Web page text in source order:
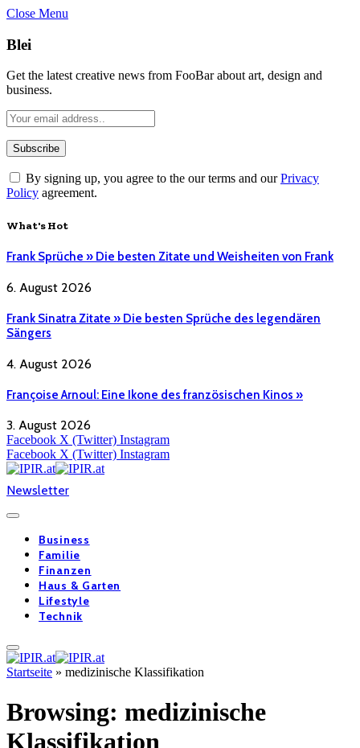
Close Menu
Blei
Get the latest creative news from FooBar about art, design and
business.
By signing up, you agree to the our terms and ourPrivacy
Policy agreement.
What's Hot
Frank Sprüche » Die besten Zitate und Weisheiten von Frank
6. August 2026
Frank Sinatra Zitate » Die besten Sprüche des legendären
Sängers
4. August 2026
Françoise Arnoul: Eine Ikone des französischen Kinos »
3. August 2026
Facebook X (Twitter) Instagram
Facebook X (Twitter) Instagram
Newsletter
Business
Familie
Finanzen
Haus & Garten
Lifestyle
Technik
Startseite » medizinische Klassifikation
Browsing: medizinische
Klassifikation